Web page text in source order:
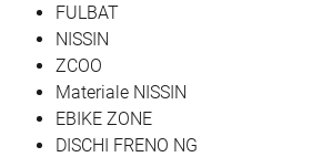
FULBAT
NISSIN
ZCOO
Materiale NISSIN
EBIKE ZONE
DISCHI FRENO NG